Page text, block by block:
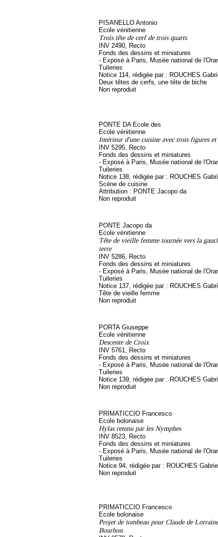
PISANELLO Antonio
Ecole vénitienne
Trois tête de cerf de trois quarts
INV 2490, Recto
Fonds des dessins et miniatures
- Exposé à Paris, Musée national de
Tuileries
Notice 114, rédigée par : ROUCHES
Deux têtes de cerfs, une tête de biche
Non reproduit
PONTE DA Ecole des
Ecole vénitienne
Intérieur d'une cuisine avec trois figures et
INV 5295, Recto
Fonds des dessins et miniatures
- Exposé à Paris, Musée national de
Tuileries
Notice 138, rédigée par : ROUCHES
Scène de cuisine
Attribution : PONTE Jacopo da
Non reproduit
PONTE Jacopo da
Ecole vénitienne
Tête de vieille femme tournée vers la
terre
INV 5286, Recto
Fonds des dessins et miniatures
- Exposé à Paris, Musée national de
Tuileries
Notice 137, rédigée par : ROUCHES
Tête de vieille femme
Non reproduit
PORTA Giuseppe
Ecole vénitienne
Descente de Croix
INV 5761, Recto
Fonds des dessins et miniatures
- Exposé à Paris, Musée national de
Tuileries
Notice 139, rédigée par : ROUCHES
Non reproduit
PRIMATICCIO Francesco
Ecole bolonaise
Hylas retenu par les Nymphes
INV 8523, Recto
Fonds des dessins et miniatures
- Exposé à Paris, Musée national de
Tuileries
Notice 94, rédigée par : ROUCHES
Non reproduit
PRIMATICCIO Francesco
Ecole bolonaise
Projet de tombeau pour Claude de
Bourbon